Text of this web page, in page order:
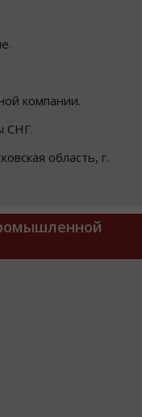
компании.
СНГ.
область, г.